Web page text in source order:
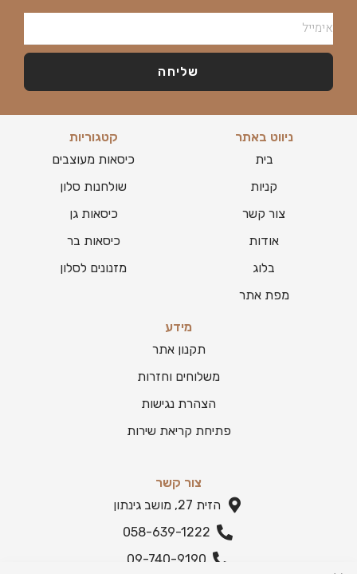
שליחה
ניווט באתר
בית
קניות
צור קשר
אודות
בלוג
מפת אתר
קטגוריות
כיסאות מעוצבים
שולחנות סלון
כיסאות גן
כיסאות בר
מזנונים לסלון
מידע
תקנון אתר
משלוחים וחזרות
הצהרת נגישות
פתיחת קריאת שירות
צור קשר
הזית 27, מושב גינתון
058-639-1222
09-740-9190